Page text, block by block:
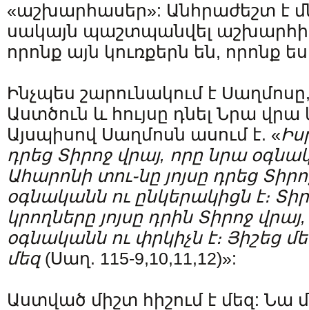
«աշխարհասեր»: Անհրաժեշտ է
սակայն պաշտպանվել
որոնք այն կուռքերն են, որոնք
Ինչպես շարունակում է
Աստծուն և հույսը դնել Նրա վրա
Այսպիսով Սաղմոսն ասում է. «
դրեց Տիրոջ վրայ, որը նրա
Ահարոնի տու֊նը յոյսը դրեց
օգնականն ու ընկերակիցն է։
կրողները յոյսը դրին Տիրոջ վրայ
օգնականն ու փրկիչն է։ Յիշեց
մեզ(Սաղ. 115-9,10,11,12)»:
Աստված միշտ հիշում է մեզ: Նա